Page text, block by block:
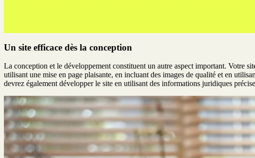
Un site efficace dès la conception
La conception et le développement constituent un autre aspect important. Votre
utilisant une mise en page plaisante, en incluant des images de qualité et en
devrez également développer le site en utilisant des informations juridiques